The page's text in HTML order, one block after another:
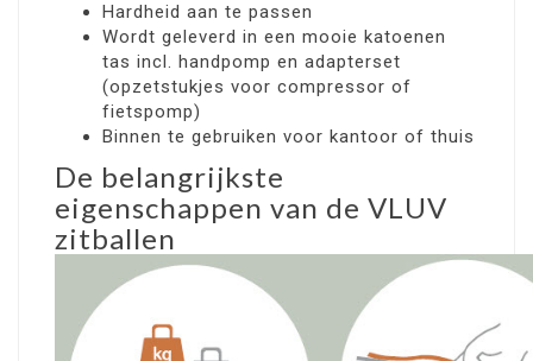
Hardheid aan te passen
Wordt geleverd in een mooie katoenen
tas incl. handpomp en adapterset
(opzetstukjes voor compressor of
fietspomp)
Binnen te gebruiken voor kantoor of thuis
De belangrijkste
eigenschappen van de VLUV
zitballen